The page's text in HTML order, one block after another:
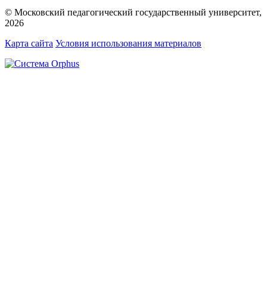
© Московский педагогический государственный университет,
2026
Карта сайта Условия использования материалов